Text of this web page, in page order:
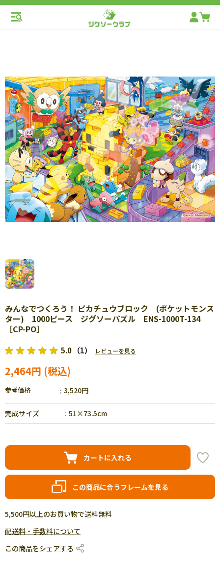
みんなでつくろう！ ピカチュウブロック (ポケットモンス
ター) 1000ピース ジグソーパズル ENS-1000T-134
［CP-PO］
5.0 （1） レビューを見る
2,464円
参考価格 3,520円
完成サイズ 51×73.5cm
カートに入れる
この商品に合うフレームを見る
5,500円以上のお買い物で送料無料
配送料・手数料について
この商品をシェアする